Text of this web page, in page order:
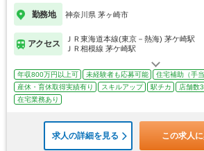
勤務地 神奈川県 茅ヶ崎市
アクセス
ＪＲ東海道本線(東京－熱海) 茅ケ崎駅
ＪＲ相模線 茅ケ崎駅
年収800万円以上可 未経験者も応募可能
住宅補助（手
産休・育休取得実績有り
スキルアップ 駅チカ 店舗数
在宅業務あり
求人の詳細を見る この求人